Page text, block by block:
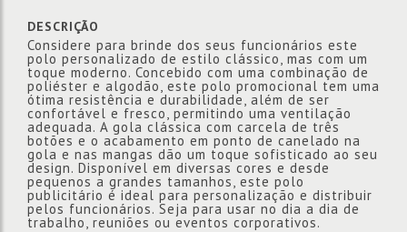
DESCRIÇÃO
Considere para brinde dos seus funcionários este
polo personalizado de estilo clássico, mas com um
toque moderno. Concebido com uma combinação de
poliéster e algodão, este polo promocional tem uma
ótima resistência e durabilidade, além de ser
confortável e fresco, permitindo uma ventilação
adequada. A gola clássica com carcela de três
botões e o acabamento em ponto de canelado na
gola e nas mangas dão um toque sofisticado ao seu
design. Disponível em diversas cores e desde
pequenos a grandes tamanhos, este polo
publicitário é ideal para personalização e distribuir
pelos funcionários. Seja para usar no dia a dia de
trabalho, reuniões ou eventos corporativos.